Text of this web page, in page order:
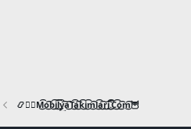
📿🧙‍♂️M͜͡o͜͡b͜͡i͜͡l͜͡y͜͡a͜͡T͜͡a͜͡k͜͡i͜͡m͜͡l͜͡a͜͡r͜͡i͜͡.͜͡C͜͡o͜͡m͜͡🦉